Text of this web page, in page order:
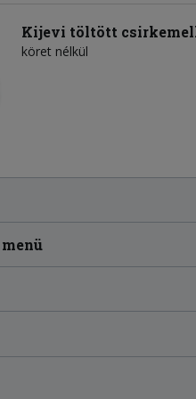
Kijevi töltött
köret nélkül